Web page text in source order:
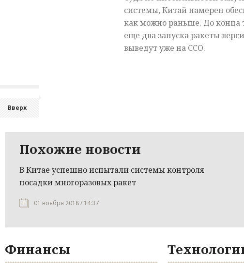
Вверх
системы, Китай намерен
как можно раньше. До конца
еще два запуска ракеты
выведут уже на ССО.
Похожие новости
В Китае успешно испытали системы контроля
посадки многоразовых ракет
01 ноября 2018 / 14:37
Финансы